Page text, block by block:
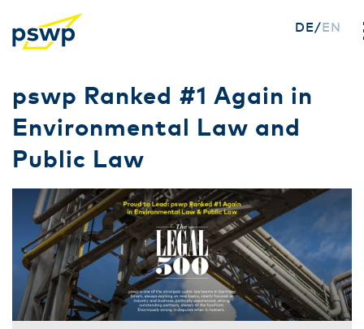
Direkt
zum
Inhalt
DE EN
pswp Ranked #1 Again in
Environmental Law and
Public Law